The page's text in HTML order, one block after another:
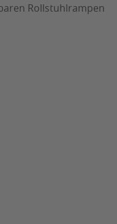
Rollstuhlrampen